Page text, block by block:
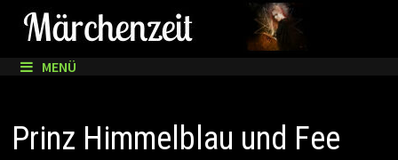
Zum
Inhalt
springenMENÜ
Prinz Himmelblau und Fee